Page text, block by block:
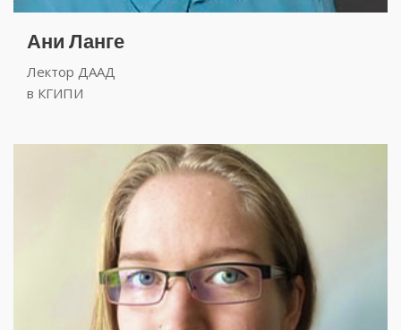
Ани Ланге
Лектор ДААД
в КГИПИ